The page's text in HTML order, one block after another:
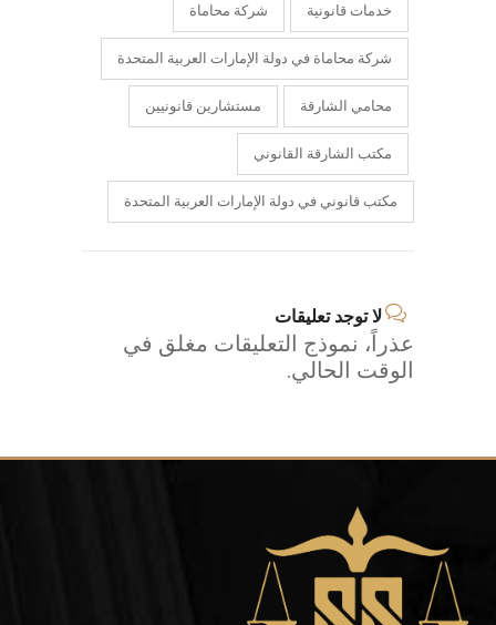
خدمات قانونية شركة محاماة
شركة محاماة في دولة الإمارات العربية المتحدة
محامي الشارقة مستشارين قانونيين
مكتب الشارقة القانوني
مكتب قانوني في دولة الإمارات العربية المتحدة
لا توجد تعليقات
عذراً، نموذج التعليقات مغلق في
الوقت الحالي.